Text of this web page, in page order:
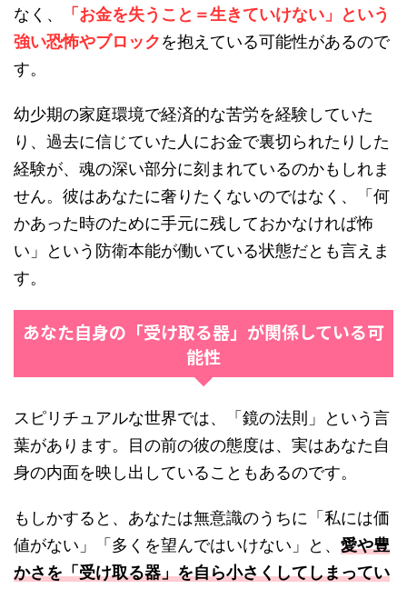
なく、
「お金を失うこと＝生きていけない」という
強い恐怖やブロックを抱えている可能性があるので
す。
幼少期の家庭環境で経済的な苦労を経験していた
り、過去に信じていた人にお金で裏切られたりした
経験が、魂の深い部分に刻まれているのかもしれま
せん。彼はあなたに奢りたくないのではなく、「何
かあった時のために手元に残しておかなければ怖
い」という防衛本能が働いている状態だとも言えま
す。
あなた自身の「受け取る器」が関係している可
能性
スピリチュアルな世界では、「鏡の法則」という言
葉があります。目の前の彼の態度は、実はあなた自
身の内面を映し出していることもあるのです。
もしかすると、あなたは無意識のうちに「私には価
値がない」「多くを望んではいけない」と、 愛や豊
かさを「受け取る器」を自ら小さくしてしまってい